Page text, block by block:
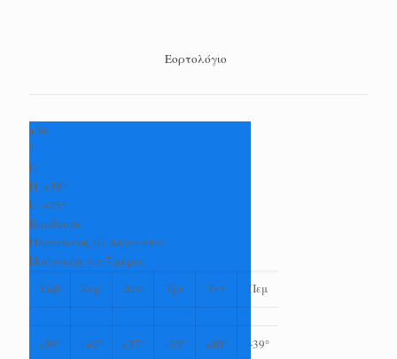
Εορτολόγιο
+36
°
C
H: +38°
L: +25°
Καρδίτσα
Παρασκευή, 07 Αύγουστος
Πρόγνωση για 7 μέρες
Σαβ
Κυρ Δευ Τρι Τετ Πεμ
+39° +40° +37° +39° +40° +39°